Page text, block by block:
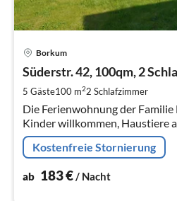
Borkum
Süderstr. 42, 100qm, 2
5 Gäste100 m22 Schlafzimmer
Die Ferienwohnung der Familie
Kinder willkommen, Haustiere
Nichtraucher, 2 Schlafzimmer,
große Küche, 2019 renoviert.
Kostenfreie Stornierung
ab 183€/ Nacht